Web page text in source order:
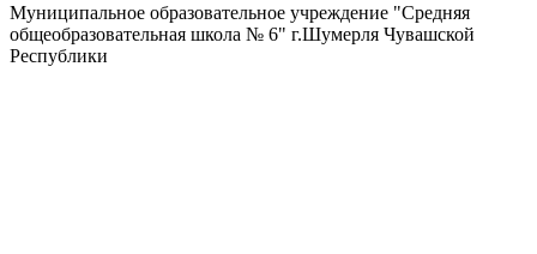
Муниципальное образовательное учреждение "Средняя
общеобразовательная школа № 6" г.Шумерля Чувашской
Республики